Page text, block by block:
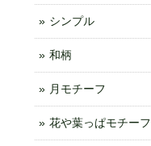
シンプル
和柄
月モチーフ
花や葉っぱモチーフ